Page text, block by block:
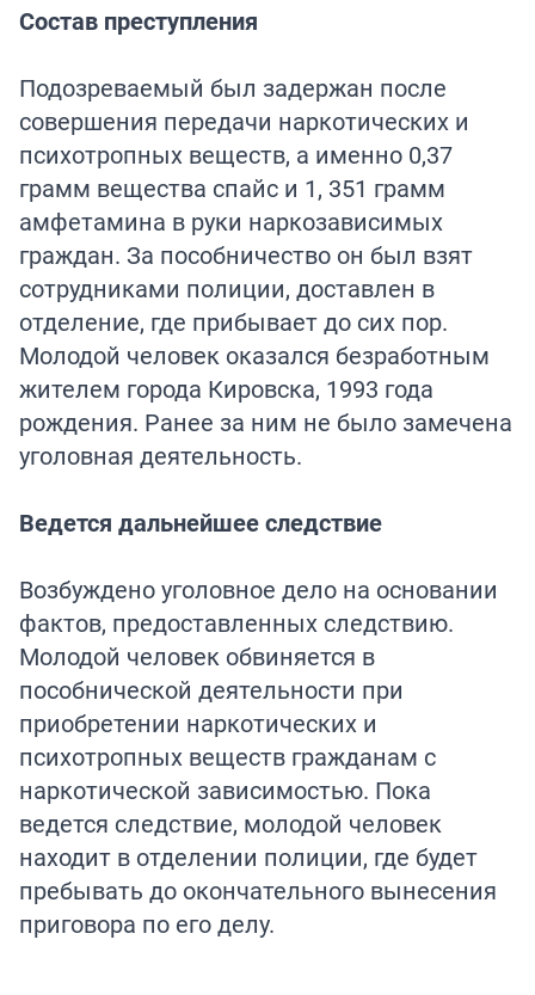
Состав преступления
Подозреваемый был задержан после
совершения передачи наркотических и
психотропных веществ, а именно 0,37
грамм вещества спайс и 1, 351 грамм
амфетамина в руки наркозависимых
граждан. За пособничество он был взят
сотрудниками полиции, доставлен в
отделение, где прибывает до сих пор.
Молодой человек оказался безработным
жителем города Кировска, 1993 года
рождения. Ранее за ним не было замечена
уголовная деятельность.
Ведется дальнейшее следствие
Возбуждено уголовное дело на основании
фактов, предоставленных следствию.
Молодой человек обвиняется в
пособнической деятельности при
приобретении наркотических и
психотропных веществ гражданам с
наркотической зависимостью. Пока
ведется следствие, молодой человек
находит в отделении полиции, где будет
пребывать до окончательного вынесения
приговора по его делу.